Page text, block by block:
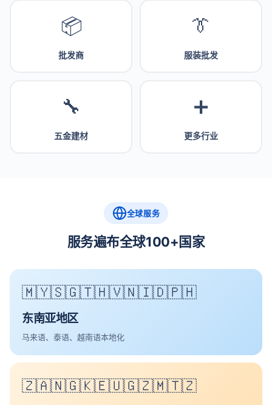
📦
批发商
👔
服装批发
🔧
五金建材
➕
更多行业
全球服务
服务遍布全球100+国家
🇲🇾🇸🇬🇹🇭🇻🇳🇮🇩🇵🇭
东南亚地区
马来语、泰语、越南语本地化
🇿🇦🇳🇬🇰🇪🇺🇬🇿🇲🇹🇿